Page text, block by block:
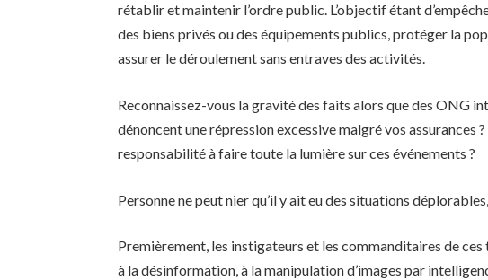
rétablir et maintenir l’ordre public. L’objectif étant
des biens privés ou des équipements publics, protéger la
assurer le déroulement sans entraves des activités.
Reconnaissez-vous la gravité des faits alors que des ONG
dénoncent une répression excessive malgré vos assurances
responsabilité à faire toute la lumière sur ces événements ?
Personne ne peut nier qu’il y ait eu des situations
Premièrement, les instigateurs et les commanditaires de
à la désinformation, à la manipulation d’images par